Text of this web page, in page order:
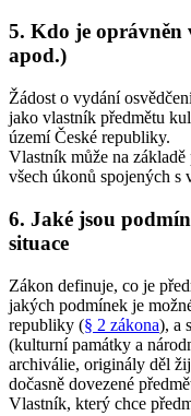
5. Kdo je oprávněn
apod.)
Žádost o vydání
jako vlastník předmětu
území České republiky.
Vlastník může na
všech úkonů spojených s
6. Jaké jsou
situace
Zákon definuje, co je
jakých podmínek je
republiky (§ 2 zákona), a
(kulturní památky a
archiválie, originály děl
dočasně dovezené
Vlastník, který chce